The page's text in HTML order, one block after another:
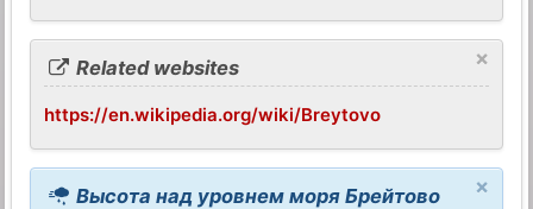
×
Related websites
https://en.wikipedia.org/wiki/Breytovo
×
Высота над уровнем моря Брейтово